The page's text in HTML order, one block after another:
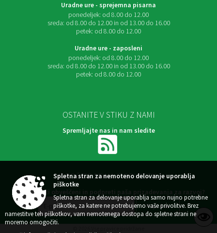
Uradne ure - sprejemna pisarna
ponedeljek: od 8.00 do 12.00
sreda: od 8.00 do 12.00 in od 13.00 do 16.00
petek: od 8.00 do 12.00
Uradne ure - zaposleni
ponedeljek: od 8.00 do 12.00
sreda: od 8.00 do 12.00 in od 13.00 do 16.00
petek: od 8.00 do 12.00
OSTANITE V STIKU Z NAMI
Spremljajte nas in nam sledite
NAROČITE SE NA E-OBVESTILA
Želite ostati obveščeni in podpreti naša prizadevanja za razvoj?
Spletna stran za nemoteno delovanje uporablja
piškotke
Spletna stran za delovanje uporablja samo nujno potrebne
piškotke, za katere ne potrebujemo vaše privolitve. Brez
namestitve teh piškotkov, vam nemotenega dostopa do spletne strani ne
moremo omogočiti.